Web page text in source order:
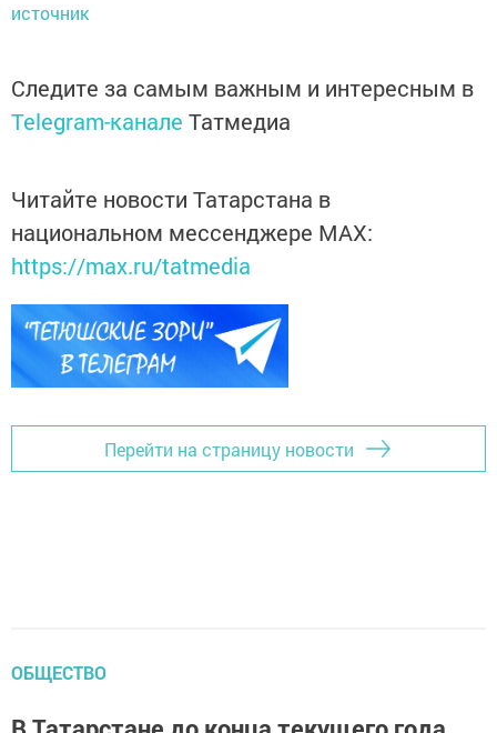
источник
Следите за самым важным и интересным в
Telegram-канале Татмедиа
Читайте новости Татарстана в
национальном мессенджере MАХ:
https://max.ru/tatmedia
Перейти на страницу новости
ОБЩЕСТВО